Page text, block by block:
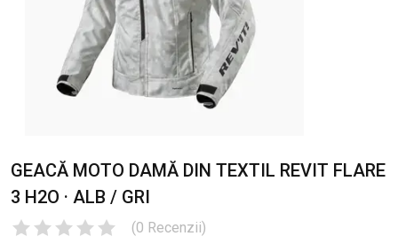
GEACĂ MOTO DAMĂ DIN TEXTIL REVIT FLARE
3 H2O · ALB / GRI
(0 Recenzii)